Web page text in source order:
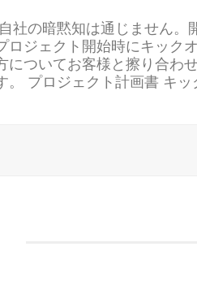
社の暗黙知は通じません。
ロジェクト開始時にキック
についてお客様と擦り合わ
。 プロジェクト計画書 キッ